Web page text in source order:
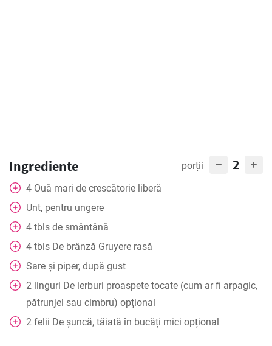
Ingrediente porții 2
4 Ouă mari de crescătorie liberă
Unt, pentru ungere
4 tbls de smântână
4 tbls De brânză Gruyere rasă
Sare și piper, după gust
2 linguri De ierburi proaspete tocate (cum ar fi arpagic,
pătrunjel sau cimbru) opțional
2 felii De șuncă, tăiată în bucăți mici opțional